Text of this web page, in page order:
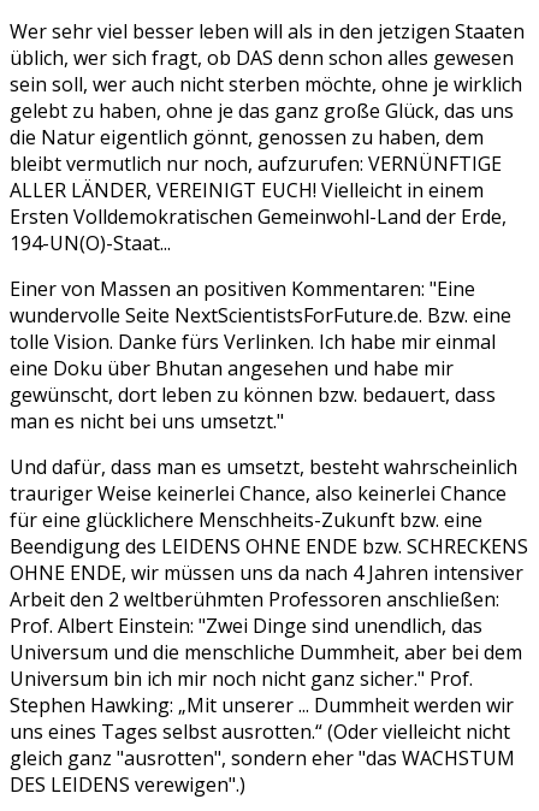
Wer sehr viel besser leben will als in den jetzigen Staaten
üblich, wer sich fragt, ob DAS denn schon alles gewesen
sein soll, wer auch nicht sterben möchte, ohne je wirklich
gelebt zu haben, ohne je das ganz große Glück, das uns
die Natur eigentlich gönnt, genossen zu haben, dem
bleibt vermutlich nur noch, aufzurufen: VERNÜNFTIGE
ALLER LÄNDER, VEREINIGT EUCH! Vielleicht in einem
Ersten Volldemokratischen Gemeinwohl-Land der Erde,
194-UN(O)-Staat...
Einer von Massen an positiven Kommentaren: "Eine
wundervolle Seite NextScientistsForFuture.de. Bzw. eine
tolle Vision. Danke fürs Verlinken. Ich habe mir einmal
eine Doku über Bhutan angesehen und habe mir
gewünscht, dort leben zu können bzw. bedauert, dass
man es nicht bei uns umsetzt."
Und dafür, dass man es umsetzt, besteht wahrscheinlich
trauriger Weise keinerlei Chance, also keinerlei Chance
für eine glücklichere Menschheits-Zukunft bzw. eine
Beendigung des LEIDENS OHNE ENDE bzw. SCHRECKENS
OHNE ENDE, wir müssen uns da nach 4 Jahren intensiver
Arbeit den 2 weltberühmten Professoren anschließen:
Prof. Albert Einstein: "Zwei Dinge sind unendlich, das
Universum und die menschliche Dummheit, aber bei dem
Universum bin ich mir noch nicht ganz sicher." Prof.
Stephen Hawking: „Mit unserer ... Dummheit werden wir
uns eines Tages selbst ausrotten.“ (Oder vielleicht nicht
gleich ganz "ausrotten", sondern eher "das WACHSTUM
DES LEIDENS verewigen".)